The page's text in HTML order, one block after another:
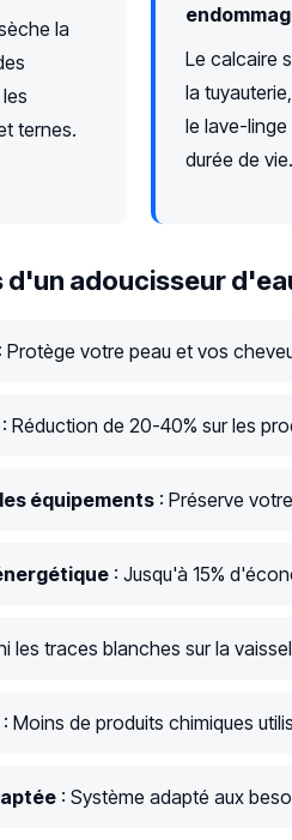
la
ternes.
Le calcaire
la
le lave-linge
durée de vie.
d'un adoucisseur
: Protège votre peau et vos
: Réduction de 20-40% sur les
équipements : Préserve
: Jusqu'à 15%
les traces blanches sur la
: Moins de produits chimiques
: Système adapté aux